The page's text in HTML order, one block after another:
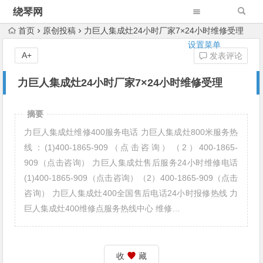
绕琴网
设置菜单
首页 原创投稿 力巨人集成灶24小时厂家7×24小时维修受理
力巨人集成灶24小时厂家7×24小时维修受理
发表评论
A+
摘要
力巨人集成灶维修400服务电话 力巨人集成灶800米服务热
线：(1)400-1865-909（点击咨询）（2）400-1865-
909（点击咨询） 力巨人集成灶售后服务24小时维修电话
(1)400-1865-909（点击咨询）（2）400-1865-909（点击
咨询） 力巨人集成灶400全国售后电话24小时报修热线 力
巨人集成灶400维修点服务热线中心 维修…
收 藏